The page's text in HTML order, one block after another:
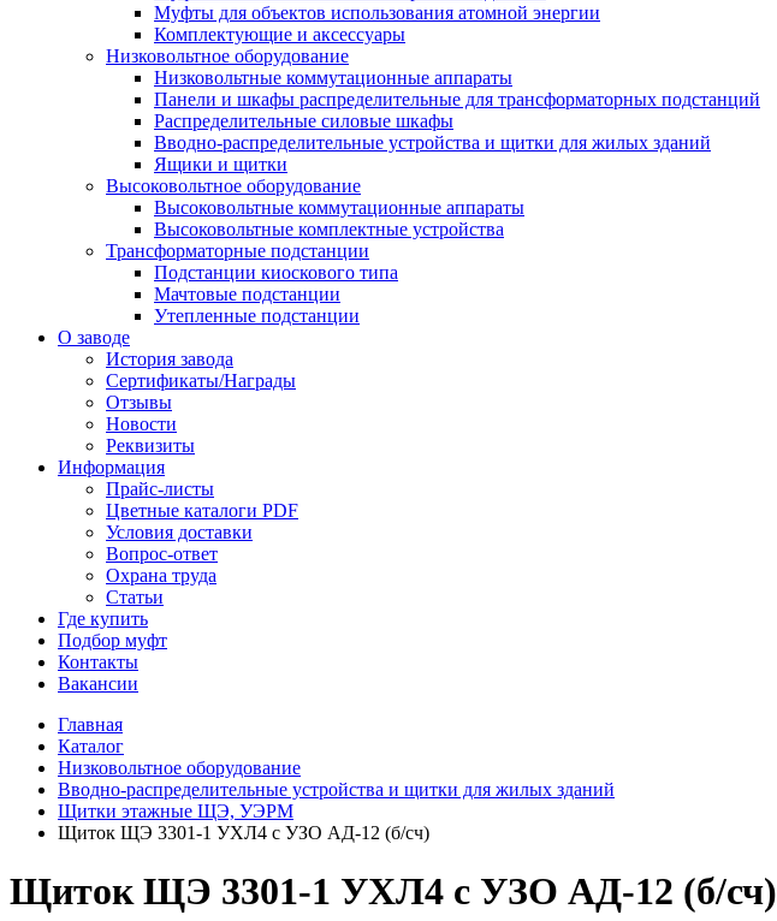
Муфты для объектов использования атомной энергии
Комплектующие и аксессуары
Низковольтное оборудование
Низковольтные коммутационные аппараты
Панели и шкафы распределительные для трансформаторных подстанций
Распределительные силовые шкафы
Вводно-распределительные устройства и щитки для жилых зданий
Ящики и щитки
Высоковольтное оборудование
Высоковольтные коммутационные аппараты
Высоковольтные комплектные устройства
Трансформаторные подстанции
Подстанции киоскового типа
Мачтовые подстанции
Утепленные подстанции
О заводе
История завода
Сертификаты/Награды
Отзывы
Новости
Реквизиты
Информация
Прайс-листы
Цветные каталоги PDF
Условия доставки
Вопрос-ответ
Охрана труда
Статьи
Где купить
Подбор муфт
Контакты
Вакансии
Главная
Каталог
Низковольтное оборудование
Вводно-распределительные устройства и щитки для жилых зданий
Щитки этажные ЩЭ, УЭРМ
Щиток ЩЭ 3301-1 УХЛ4 с УЗО АД-12 (б/сч)
Щиток ЩЭ 3301-1 УХЛ4 с УЗО АД-12 (б/сч)